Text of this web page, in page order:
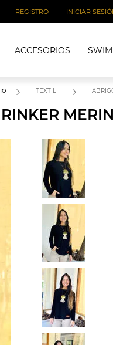
REGISTRO INICIAR
ACCESORIOS SWIM
TEXTIL